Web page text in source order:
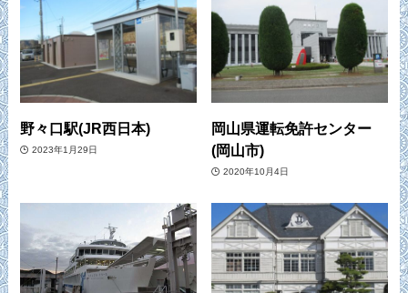
野々口駅(JR西日本)
2023年1月29日
岡山県運転免許センター
(岡山市)
2020年10月4日